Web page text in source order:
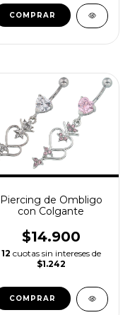
Piercing de Ombligo
con Colgante
$14.900
12 cuotas sin intereses de
$1.242
COMPRAR